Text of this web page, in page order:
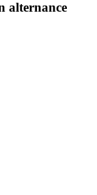
alternance